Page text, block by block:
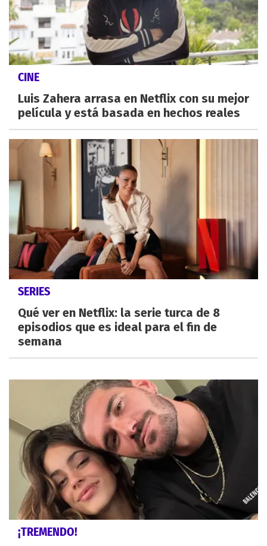
CINE
Luis Zahera arrasa en Netflix con su mejor
película y está basada en hechos reales
SERIES
Qué ver en Netflix: la serie turca de 8
episodios que es ideal para el fin de
semana
¡TREMENDO!